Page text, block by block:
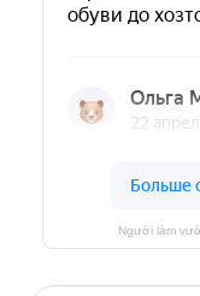
Người làm